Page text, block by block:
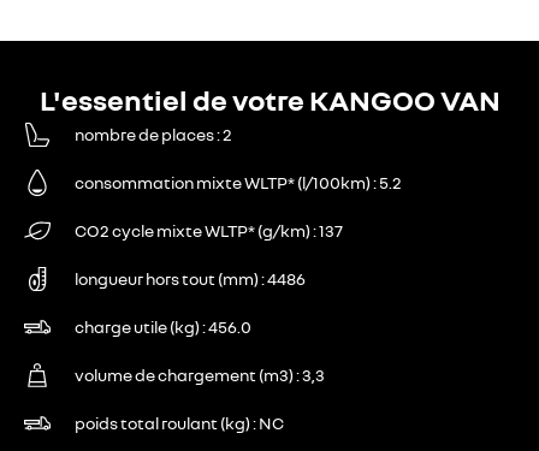
L'essentiel de votre KANGOO VAN
nombre de places 2
consommation mixte WLTP* (l/100km) 5.2
CO2 cycle mixte WLTP* (g/km) 137
longueur hors tout (mm) 4486
charge utile (kg) 456.0
volume de chargement (m3) 3,3
poids total roulant (kg) NC